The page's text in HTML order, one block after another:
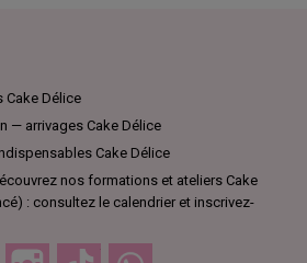
Cake Délice
— arrivages Cake Délice
Cake Délice
nos formations et ateliers Cake
: consultez le calendrier et inscrivez-
Pinterest Instagram TikTok